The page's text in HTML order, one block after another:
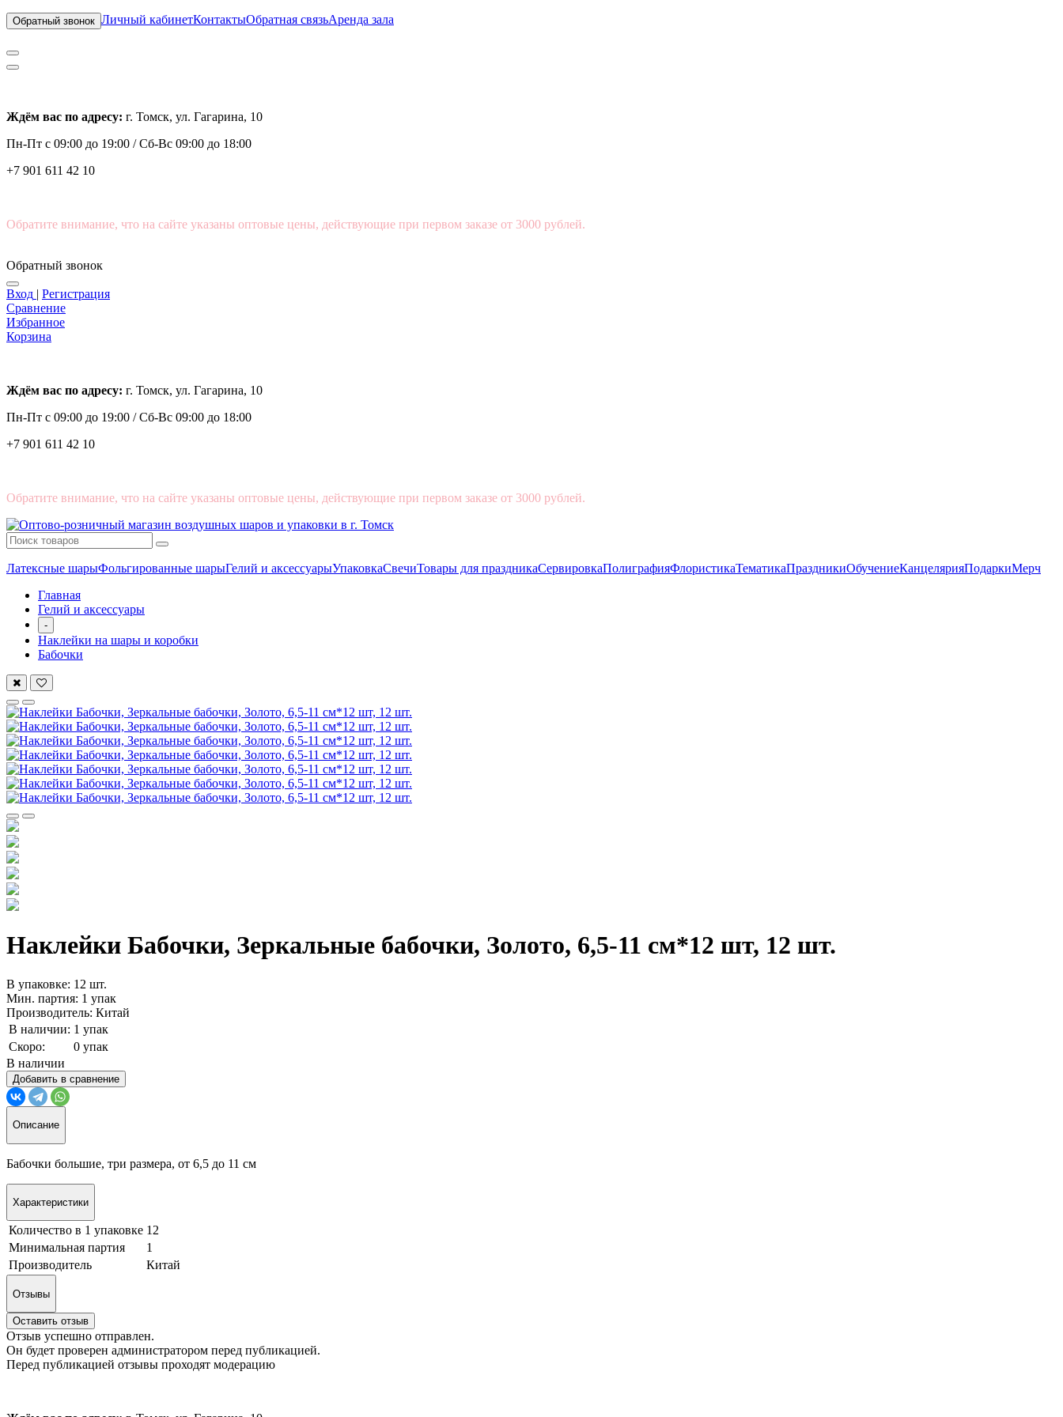
Обратный звонок Личный кабинетКонтактыОбратная связьАренда зала
Ждём вас по адресу: г. Томск, ул. Гагарина, 10
Пн-Пт с 09:00 до 19:00 /Сб-Вс 09:00 до 18:00
+7 901 611 42 10
Обратите внимание, что на сайте указаны оптовые цены, действующие при первом заказе от 3000 рублей.
Обратный звонок
Вход | Регистрация
Сравнение
Избранное
Корзина
Ждём вас по адресу: г. Томск, ул. Гагарина, 10
Пн-Пт с 09:00 до 19:00 /Сб-Вс 09:00 до 18:00
+7 901 611 42 10
Обратите внимание, что на сайте указаны оптовые цены, действующие при первом заказе от 3000 рублей.
Латексные шарыФольгированные шарыГелий и аксессуарыУпаковкаСвечиТовары для праздникаСервировкаПолиграфияФлористикаТематикаПраздникиОбучениеКанцелярияПодаркиМерч
Главная
Гелий и аксессуары
-
Наклейки на шары и коробки
Бабочки
Наклейки Бабочки, Зеркальные бабочки, Золото, 6,5-11 см*12 шт, 12 шт.
В упаковке: 12 шт.
Мин. партия: 1 упак
Производитель: Китай
В наличии: 1 упак
Скоро:
0 упак
В наличии
Добавить в сравнение
Описание
Бабочки большие, три размера, от 6,5 до 11 см
Характеристики
Количество в 1 упаковке 12
Минимальная партия
1
Производитель
Китай
Отзывы
Оставить отзыв
Отзыв успешно отправлен.
Он будет проверен администратором перед публикацией.
Перед публикацией отзывы проходят модерацию